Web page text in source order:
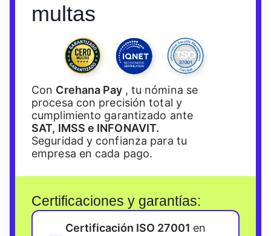
multas
Con Crehana Pay , tu nómina se
procesa con precisión total y
cumplimiento garantizado ante
SAT, IMSS e INFONAVIT.
Seguridad y confianza para tu
empresa en cada pago.
Certificaciones y garantías:
Certificación ISO 27001 en